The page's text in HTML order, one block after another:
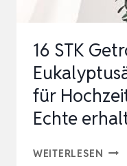
16 STK
für
Echte
WEITERLESEN 16